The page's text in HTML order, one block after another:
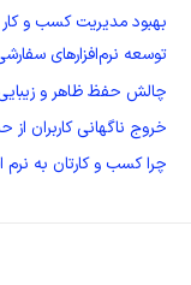
ی
:
بهبود مدیریت کسب و کار
توسعه نرم‌افزارهای
چالش حفظ ظاهر و
خروج ناگهانی کاربران
چرا کسب و کارتان به نرم